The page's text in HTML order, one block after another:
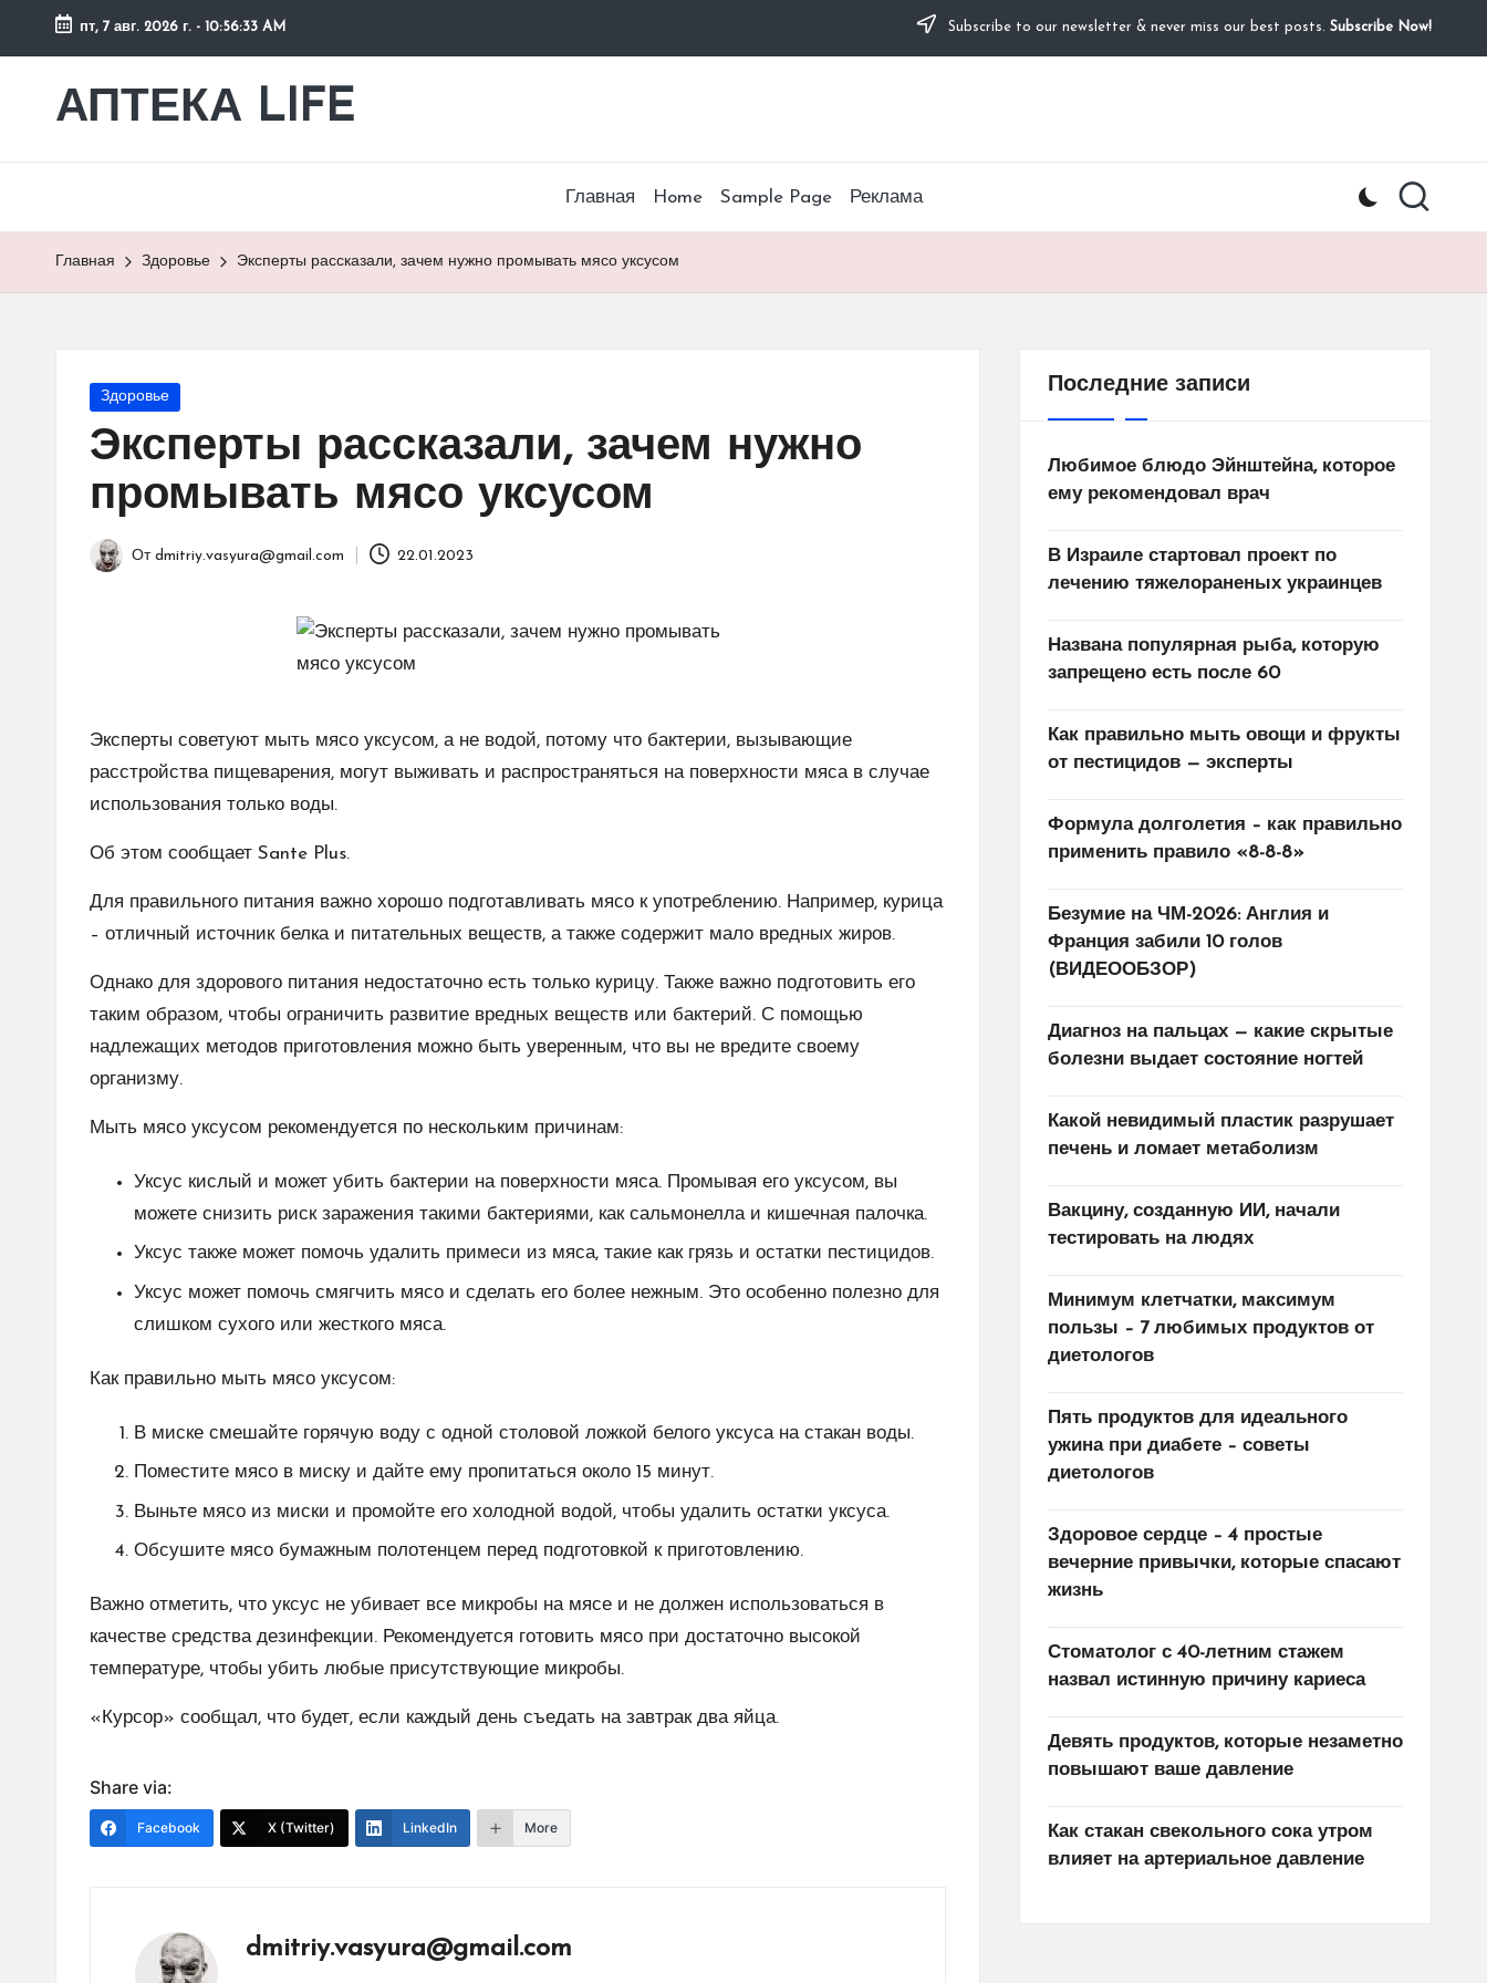
Перейти
содержимому
пт, 7 авг. 2026 г. - 10:56:33 AM Subscribe to our newsletter & never miss our best posts. Subscribe Now!
АПТЕКА LIFE
сайт
Главная Home Sample Page Реклама
Главная Здоровье Эксперты рассказали, зачем нужно промывать мясо уксусом
Опубликовано
Здоровье
Эксперты рассказали, зачем нужно
промывать мясо уксусом
Запись
От dmitriy.vasyura@gmail.com 22.01.2023
Эксперты советуют мыть мясо уксусом, а не водой, потому что бактерии, вызывающие
расстройства пищеварения, могут выживать и распространяться на поверхности мяса в случае
использования только воды.
Об этом сообщает Sante Plus.
Для правильного питания важно хорошо подготавливать мясо к употреблению. Например, курица
– отличный источник белка и питательных веществ, а также содержит мало вредных жиров.
Однако для здорового питания недостаточно есть только курицу. Также важно подготовить его
таким образом, чтобы ограничить развитие вредных веществ или бактерий. С помощью
надлежащих методов приготовления можно быть уверенным, что вы не вредите своему
организму.
Мыть мясо уксусом рекомендуется по нескольким причинам:
Уксус кислый и может убить бактерии на поверхности мяса. Промывая его уксусом, вы
можете снизить риск заражения такими бактериями, как сальмонелла и кишечная палочка.
Уксус также может помочь удалить примеси из мяса, такие как грязь и остатки пестицидов.
Уксус может помочь смягчить мясо и сделать его более нежным. Это особенно полезно для
слишком сухого или жесткого мяса.
Как правильно мыть мясо уксусом:
В миске смешайте горячую воду с одной столовой ложкой белого уксуса на стакан воды.
Поместите мясо в миску и дайте ему пропитаться около 15 минут.
Выньте мясо из миски и промойте его холодной водой, чтобы удалить остатки уксуса.
Обсушите мясо бумажным полотенцем перед подготовкой к приготовлению.
Важно отметить, что уксус не убивает все микробы на мясе и не должен использоваться в
качестве средства дезинфекции. Рекомендуется готовить мясо при достаточно высокой
температуре, чтобы убить любые присутствующие микробы.
«Курсор» сообщал, что будет, если каждый день съедать на завтрак два яйца.
Share via:
Facebook X (Twitter) LinkedIn More
dmitriy.vasyura@gmail.com
Последние записи
Любимое блюдо Эйнштейна, которое
ему рекомендовал врач
В Израиле стартовал проект по
лечению тяжелораненых украинцев
Названа популярная рыба, которую
запрещено есть после 60
Как правильно мыть овощи и фрукты
от пестицидов — эксперты
Формула долголетия – как правильно
применить правило «8-8-8»
Безумие на ЧМ-2026: Англия и
Франция забили 10 голов
(ВИДЕООБЗОР)
Диагноз на пальцах — какие скрытые
болезни выдает состояние ногтей
Какой невидимый пластик разрушает
печень и ломает метаболизм
Вакцину, созданную ИИ, начали
тестировать на людях
Минимум клетчатки, максимум
пользы – 7 любимых продуктов от
диетологов
Пять продуктов для идеального
ужина при диабете – советы
диетологов
Здоровое сердце – 4 простые
вечерние привычки, которые спасают
жизнь
Стоматолог с 40-летним стажем
назвал истинную причину кариеса
Девять продуктов, которые незаметно
повышают ваше давление
Как стакан свекольного сока утром
влияет на артериальное давление